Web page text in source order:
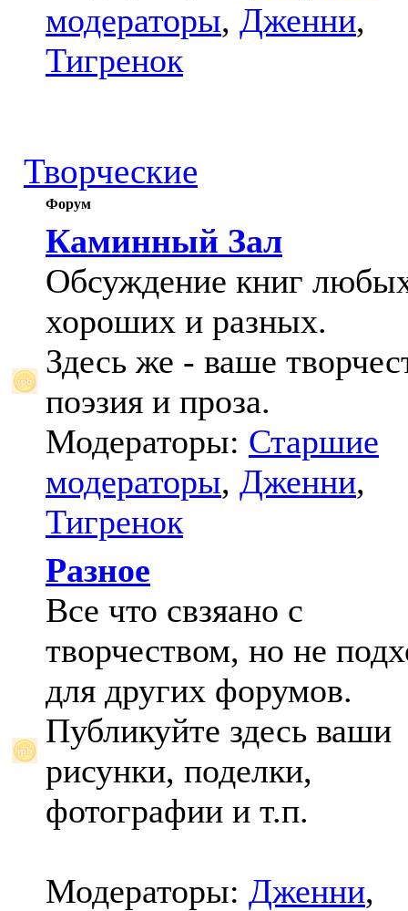
модераторы, Дженни,
Тигренок
Творческие
Форум
Каминный Зал
Обсуждение книг
хороших и разных.
Здесь же - ваше
поэзия и проза.
Модераторы: Старшие
модераторы, Дженни,
Тигренок
Разное
Все что свзяано с
творчеством, но не
для других форумов.
Публикуйте здесь ваши
рисунки, поделки,
фотографии и т.п.
Модераторы: Дженни,